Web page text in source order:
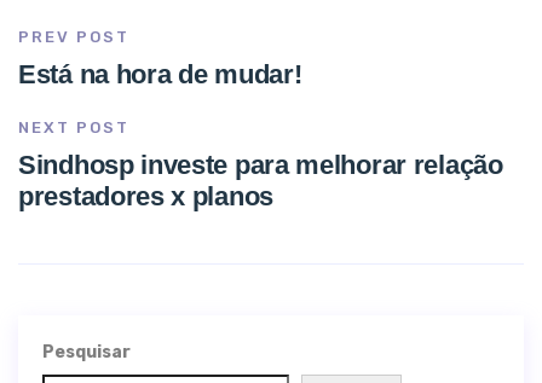
PREV POST
Está na hora de mudar!
NEXT POST
Sindhosp investe para melhorar relação
prestadores x planos
Pesquisar